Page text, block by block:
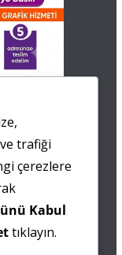
trafiği
çerezlere
Kabul
tıklayın.